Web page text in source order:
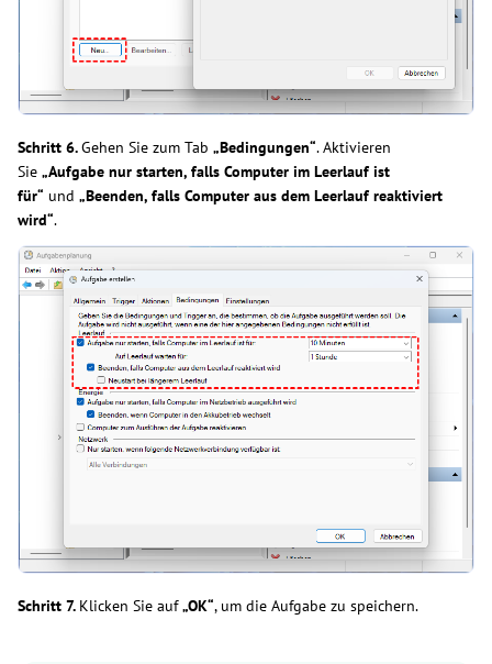
Schritt 6.Gehen Sie zum Tab „Bedingungen“. Aktivieren
Sie „Aufgabe nur starten, falls Computer im Leerlauf ist
für“ und „Beenden, falls Computer aus dem Leerlauf reaktiviert
wird“.
Schritt 7. Klicken Sie auf„OK“, um die Aufgabe zu speichern.